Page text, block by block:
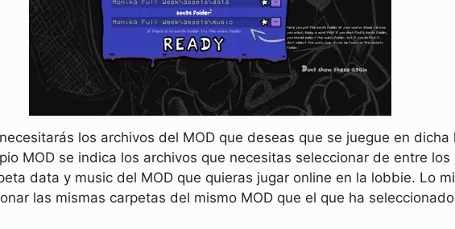
los archivos del MOD que deseas que se juegue en
MOD se indica los archivos que necesitas seleccionar de entre
data y music del MOD que quieras jugar online en la lobbie. Lo
las mismas carpetas del mismo MOD que el que ha